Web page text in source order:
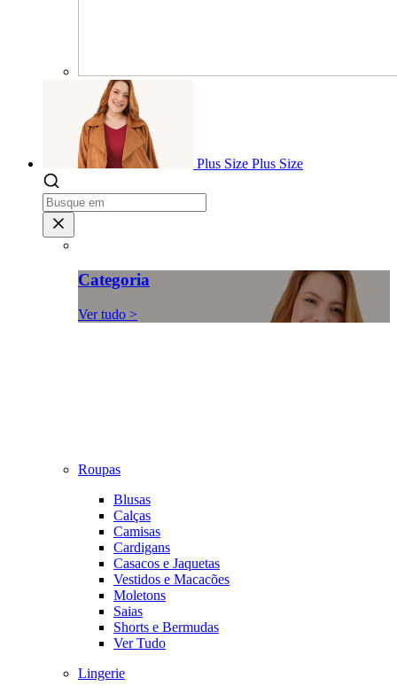
Plus Size Plus Size
Categoria
Ver tudo >
Roupas
Blusas
Calças
Camisas
Cardigans
Casacos e Jaquetas
Vestidos e Macacões
Moletons
Saias
Shorts e Bermudas
Ver Tudo
Lingerie